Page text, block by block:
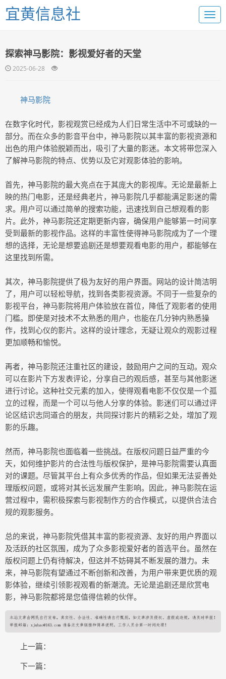
宜黄信息社
探索神马影院：影视爱好者的天堂
2025-06-28
神马影院
在数字化时代，影视观赏已经成为人们日常生活中不可或缺的一
部分。而在众多的影音平台中，神马影院以其丰富的影视资源和
出色的用户体验脱颖而出，吸引了大量的影迷。本文将带您深入
了解神马影院的特点、优势以及它对观影体验的影响。
首先，神马影院的最大亮点在于其庞大的影视库。无论是最新上
映的热门电影，还是经典老片，神马影院几乎都能满足影迷的需
求。用户可以通过简单的搜索功能，迅速找到自己想观看的影
片。此外，神马影院还定期更新内容，确保用户能够第一时间享
受到最新的影视作品。这样的丰富性使得神马影院成为了一个理
想的选择，无论是想要追剧还是想要观看电影的用户，都能够在
这里找到所需。
其次，神马影院提供了极为友好的用户界面。网站的设计简洁明
了，用户可以轻松导航，找到各类影视资源。不同于一些复杂的
影视平台，神马影院将用户体验放在首位，降低了观影者的使用
门槛。即使是对技术不太熟悉的用户，也能在几分钟内熟悉操
作，找到心仪的影片。这样的设计理念，无疑让观众的观影过程
更加顺畅和愉悦。
再者，神马影院还注重社区的建设，鼓励用户之间的互动。观众
可以在影片下方发表评论，分享自己的观后感，甚至与其他影迷
进行讨论。这种社交元素的加入，使得观看电影不仅仅是一个孤
立的过程，而是一个可以与他人分享的体验。影迷们可以通过评
论区结识志同道合的朋友，共同探讨影片的精彩之处，增加了观
影的乐趣。
然而，神马影院也面临着一些挑战。在版权问题日益严重的今
天，如何维护影片的合法性与版权保护，是神马影院需要认真面
对的课题。尽管其平台上有众多优秀的作品，但如果无法妥善处
理版权问题，或将对其长远发展产生影响。因此，神马影院在运
营过程中，需积极探索与影视制作方的合作模式，以提供合法合
规的观影服务。
总的来说，神马影院凭借其丰富的影视资源、友好的用户界面以
及活跃的社区氛围，成为了众多影视爱好者的首选平台。虽然在
版权问题上仍有待解决，但这并不妨碍其不断发展的潜力。未
来，神马影院有望通过不断创新和改善，为用户带来更优质的观
影体验，继续引领影视观看的新潮流。无论是追剧还是欣赏电
影，神马影院都将是您值得信赖的伙伴。
上一篇：
下一篇：